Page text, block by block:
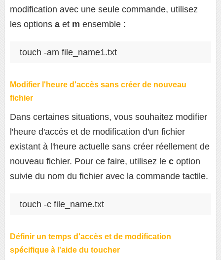
modification avec une seule commande, utilisez
les options a et m ensemble :
touch -am file_name1.txt
Modifier l'heure d'accès sans créer de nouveau
fichier
Dans certaines situations, vous souhaitez modifier
l'heure d'accès et de modification d'un fichier
existant à l'heure actuelle sans créer réellement de
nouveau fichier. Pour ce faire, utilisez le c option
suivie du nom du fichier avec la commande tactile.
touch -c file_name.txt
Définir un temps d'accès et de modification
spécifique à l'aide du toucher